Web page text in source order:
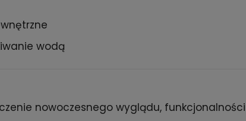
wodą
nowoczesnego wyglądu,